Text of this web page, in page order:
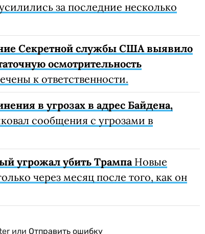
за последние несколько
Секретной службы США выявило
осмотрительность
к ответственности.
в угрозах в адрес Байдена,
сообщения с угрозами в
угрожал убить ТрампаНовые
через месяц после того, как он
или Отправить ошибку